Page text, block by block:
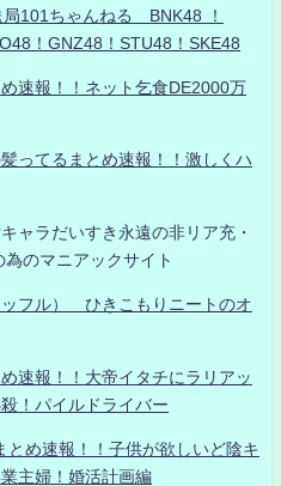
101ちゃんねる BNK48 ！
！GNZ48！STU48！SKE48
速報！！ネット乞食DE2000万
ってるまとめ速報！！激しくハ
ャラだいすき永遠の非リア充・
のマニアックサイト
フル） ひきこもりニートのオ
速報！！大帝イタチにラリアッ
！パイルドライバー
とめ速報！！子供が欲しいど陰キ
主婦！婚活計画編